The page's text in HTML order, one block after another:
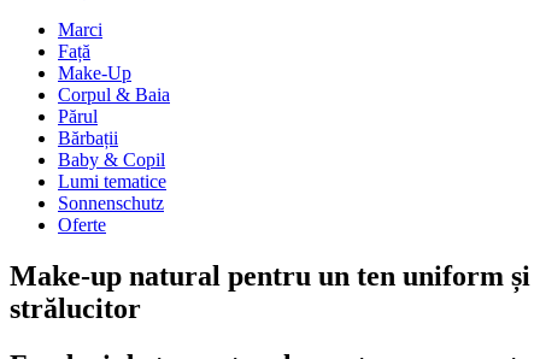
Marci
Față
Make-Up
Corpul & Baia
Părul
Bărbații
Baby & Copil
Lumi tematice
Sonnenschutz
Oferte
Make-up natural pentru un ten uniform și
strălucitor